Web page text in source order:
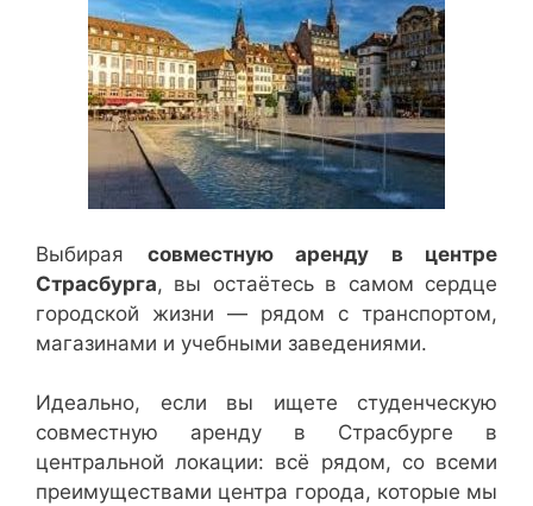
Выбирая совместную аренду в центре
Страсбурга, вы остаётесь в самом сердце
городской жизни — рядом с транспортом,
магазинами и учебными заведениями.
Идеально, если вы ищете студенческую
совместную аренду в Страсбурге в
центральной локации: всё рядом, со всеми
преимуществами центра города, которые мы